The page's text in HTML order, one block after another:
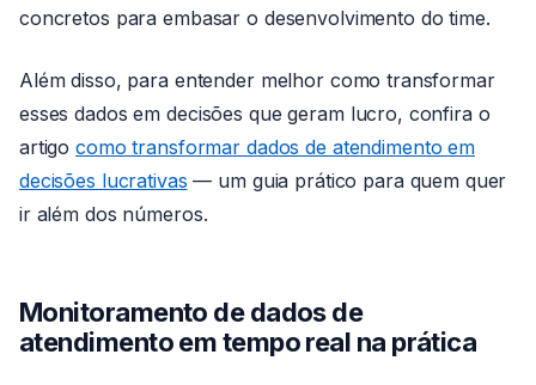
concretos para embasar o desenvolvimento do time.
Além disso, para entender melhor como transformar
esses dados em decisões que geram lucro, confira o
artigocomo transformar dados de atendimento em
decisões lucrativas — um guia prático para quem quer
ir além dos números.
Monitoramento de dados de
atendimento em tempo real na prática